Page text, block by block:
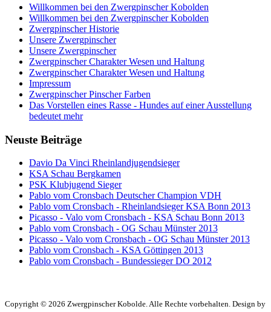
Willkommen bei den Zwergpinscher Kobolden
Willkommen bei den Zwergpinscher Kobolden
Zwergpinscher Historie
Unsere Zwergpinscher
Unsere Zwergpinscher
Zwergpinscher Charakter Wesen und Haltung
Zwergpinscher Charakter Wesen und Haltung
Impressum
Zwergpinscher Pinscher Farben
Das Vorstellen eines Rasse - Hundes auf einer Ausstellung
bedeutet mehr
Neuste Beiträge
Davio Da Vinci Rheinlandjugendsieger
KSA Schau Bergkamen
PSK Klubjugend Sieger
Pablo vom Cronsbach Deutscher Champion VDH
Pablo vom Cronsbach - Rheinlandsieger KSA Bonn 2013
Picasso - Valo vom Cronsbach - KSA Schau Bonn 2013
Pablo vom Cronsbach - OG Schau Münster 2013
Picasso - Valo vom Cronsbach - OG Schau Münster 2013
Pablo vom Cronsbach - KSA Göttingen 2013
Pablo vom Cronsbach - Bundessieger DO 2012
Copyright © 2026 Zwergpinscher Kobolde. Alle Rechte vorbehalten. Design by